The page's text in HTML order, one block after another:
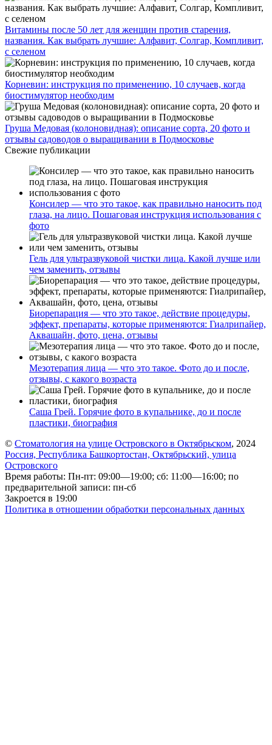
Витамины после 50 лет для женщин против старения,
названия. Как выбрать лучшие: Алфавит, Солгар, Компливит,
с селеном
Корневин: инструкция по применению, 10 случаев, когда
биостимулятор необходим
Груша Медовая (колоновидная): описание сорта, 20 фото и
отзывы садоводов о выращивании в Подмосковье
Свежие публикации
Консилер — что это такое, как правильно наносить под
глаза, на лицо. Пошаговая инструкция использования с
фото
Гель для ультразвуковой чистки лица. Какой лучше или
чем заменить, отзывы
Биорепарация — что это такое, действие процедуры,
эффект, препараты, которые применяются: Гиалрипайер,
Аквашайн, фото, цена, отзывы
Мезотерапия лица — что это такое. Фото до и после,
отзывы, с какого возраста
Саша Грей. Горячие фото в купальнике, до и после
пластики, биография
© Стоматология на улице Островского в Октябрьском, 2024
Россия, Республика Башкортостан, Октябрьский, улица
Островского
Время работы: Пн-пт: 09:00—19:00; сб: 11:00—16:00; по
предварительной записи: пн-сб
Закроется в 19:00
Политика в отношении обработки персональных данных